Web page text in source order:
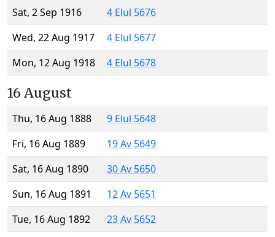
Sat, 2 Sep 1916
4 Elul 5676
Wed, 22 Aug 1917
4 Elul 5677
Mon, 12 Aug 1918
4 Elul 5678
16 August
Thu, 16 Aug 1888
9 Elul 5648
Fri, 16 Aug 1889
19 Av 5649
Sat, 16 Aug 1890
30 Av 5650
Sun, 16 Aug 1891
12 Av 5651
Tue, 16 Aug 1892
23 Av 5652